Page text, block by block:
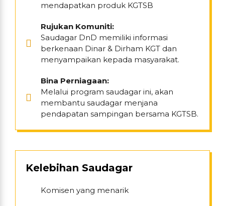
mendapatkan produk KGTSB
Rujukan Komuniti:
Saudagar DnD memiliki informasi
berkenaan Dinar & Dirham KGT dan
menyampaikan kepada masyarakat.
Bina Perniagaan:
Melalui program saudagar ini, akan
membantu saudagar menjana
pendapatan sampingan bersama KGTSB.
Kelebihan Saudagar
Komisen yang menarik